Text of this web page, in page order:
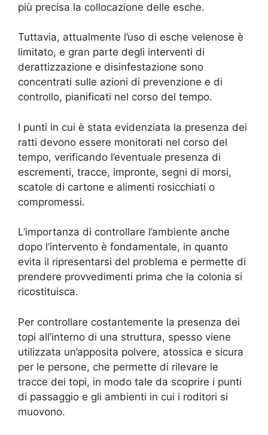
più precisa la collocazione delle esche.
Tuttavia, attualmente l’uso di esche velenose è
limitato, e gran parte degli interventi di
derattizzazione e disinfestazione sono
concentrati sulle azioni di prevenzione e di
controllo, pianificati nel corso del tempo.
I punti in cui è stata evidenziata la presenza dei
ratti devono essere monitorati nel corso del
tempo, verificando l’eventuale presenza di
escrementi, tracce, impronte, segni di morsi,
scatole di cartone e alimenti rosicchiati o
compromessi.
L’importanza di controllare l’ambiente anche
dopo l’intervento è fondamentale, in quanto
evita il ripresentarsi del problema e permette di
prendere provvedimenti prima che la colonia si
ricostituisca.
Per controllare costantemente la presenza dei
topi all’interno di una struttura, spesso viene
utilizzata un’apposita polvere, atossica e sicura
per le persone, che permette di rilevare le
tracce dei topi, in modo tale da scoprire i punti
di passaggio e gli ambienti in cui i roditori si
muovono.